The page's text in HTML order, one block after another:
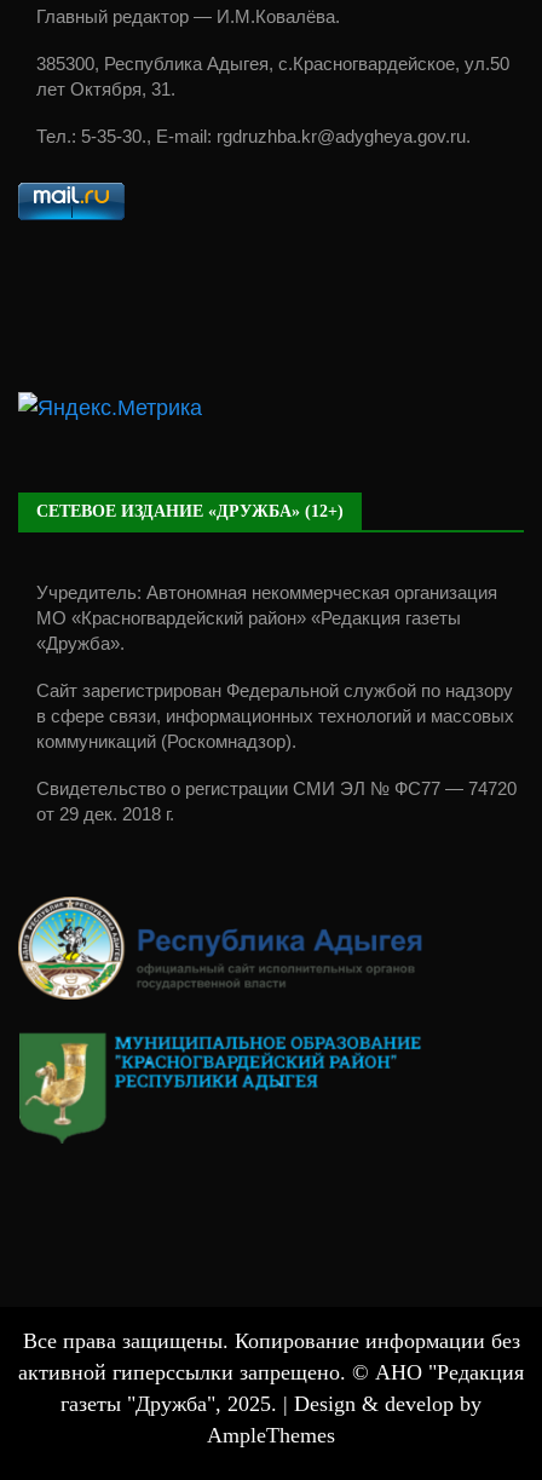
Главный редактор — И.М.Ковалёва.
385300, Республика Адыгея, с.Красногвардейское, ул.50
лет Октября, 31.
Тел.: 5-35-30., E-mail: rgdruzhba.kr@adygheya.gov.ru.
СЕТЕВОЕ ИЗДАНИЕ «ДРУЖБА» (12+)
Учредитель: Автономная некоммерческая организация
МО «Красногвардейский район» «Редакция газеты
«Дружба».
Сайт зарегистрирован Федеральной службой по надзору
в сфере связи, информационных технологий и массовых
коммуникаций (Роскомнадзор).
Свидетельство о регистрации СМИ ЭЛ № ФС77 — 74720
от 29 дек. 2018 г.
Все права защищены. Копирование информации без
активной гиперссылки запрещено. © АНО "Редакция
газеты "Дружба", 2025. | Design & develop by
AmpleThemes